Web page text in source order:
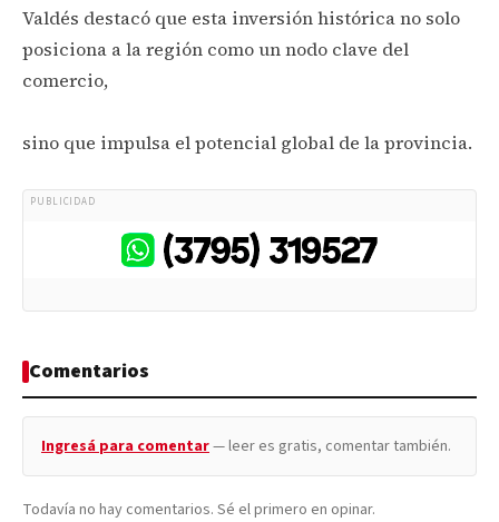
Valdés destacó que esta inversión histórica no solo
posiciona a la región como un nodo clave del
comercio,
sino que impulsa el potencial global de la provincia.
PUBLICIDAD
Comentarios
Ingresá para comentar— leer es gratis, comentar también.
Todavía no hay comentarios. Sé el primero en opinar.